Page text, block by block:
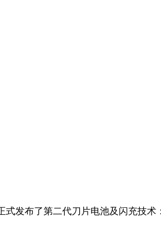
发布了第二代刀片电池及闪充技